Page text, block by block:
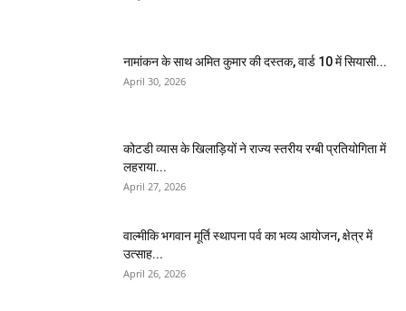
नामांकन के साथ अमित कुमार की दस्तक, वार्ड 10 में सियासी...
April 30, 2026
कोटडी व्यास के खिलाड़ियों ने राज्य स्तरीय रग्बी प्रतियोगिता में
लहराया...
April 27, 2026
वाल्मीकि भगवान मूर्ति स्थापना पर्व का भव्य आयोजन, क्षेत्र में
उत्साह...
April 26, 2026